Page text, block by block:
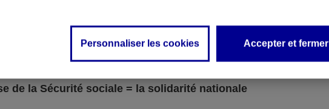
la SNCF et de la RATP, des clerc et employés de
marins, du sénat et de l'assemblée nationale.
1
de la Sécurité sociale = la solidarité nationale
Personnaliser les cookies Accepter et fermer